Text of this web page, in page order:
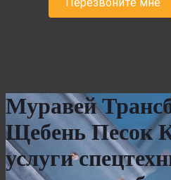
Муравей
Щебень Песок
услуги